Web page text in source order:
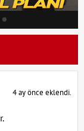
4 ay önce eklendi.